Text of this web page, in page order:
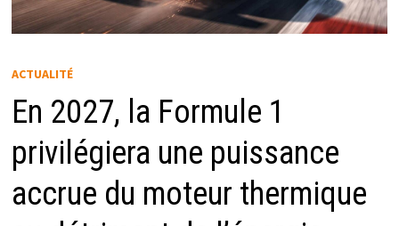
ACTUALITÉ
En 2027, la Formule 1
privilégiera une puissance
accrue du moteur thermique